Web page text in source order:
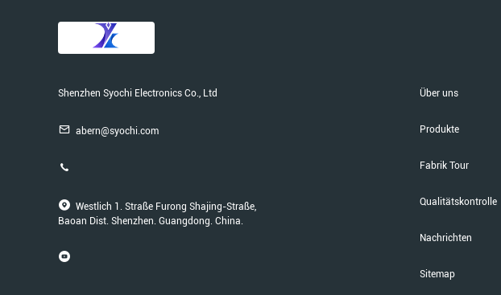
Shenzhen Syochi Electronics Co., Ltd
abern@syochi.com
Westlich 1. Straße Furong Shajing-Straße,
Baoan Dist. Shenzhen. Guangdong. China.
Über uns
Produkte
Fabrik Tour
Qualitätskontrolle
Nachrichten
Sitemap